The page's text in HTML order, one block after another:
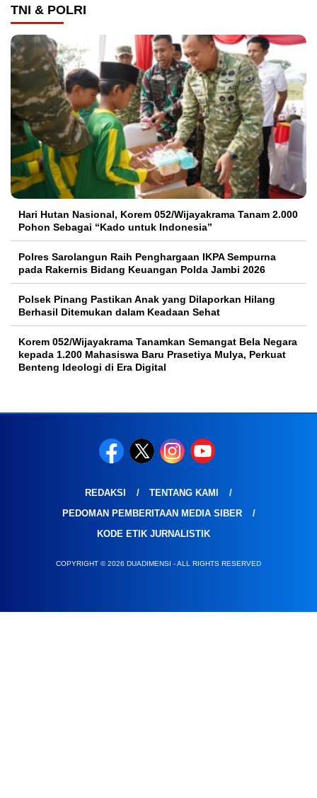
TNI & POLRI
Hari Hutan Nasional, Korem 052/Wijayakrama Tanam 2.000
Pohon Sebagai “Kado untuk Indonesia”
Polres Sarolangun Raih Penghargaan IKPA Sempurna
pada Rakernis Bidang Keuangan Polda Jambi 2026
Polsek Pinang Pastikan Anak yang Dilaporkan Hilang
Berhasil Ditemukan dalam Keadaan Sehat
Korem 052/Wijayakrama Tanamkan Semangat Bela Negara
kepada 1.200 Mahasiswa Baru Prasetiya Mulya, Perkuat
Benteng Ideologi di Era Digital
REDAKSI
TENTANG KAMI
PEDOMAN PEMBERITAAN MEDIA SIBER
KODE ETIK JURNALISTIK
COPYRIGHT © 2026 DUADIMENSI - ALL RIGHTS RESERVED